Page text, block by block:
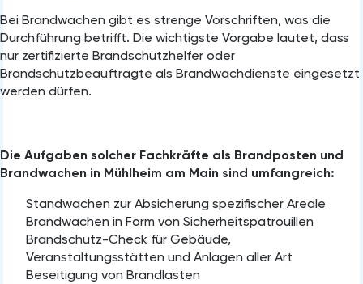
Bei Brandwachen gibt es strenge Vorschriften, was die
Durchführung betrifft. Die wichtigste Vorgabe lautet, dass
nur zertifizierte Brandschutzhelfer oder
Brandschutzbeauftragte als Brandwachdienste eingesetzt
werden dürfen.
Die Aufgaben solcher Fachkräfte als Brandposten und
Brandwachen in Mühlheim am Main sind umfangreich:
Standwachen zur Absicherung spezifischer Areale
Brandwachen in Form von Sicherheitspatrouillen
Brandschutz-Check für Gebäude,
Veranstaltungsstätten und Anlagen aller Art
Beseitigung von Brandlasten